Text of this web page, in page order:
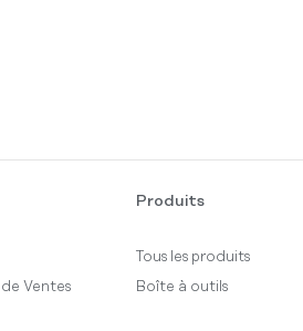
Ventes
Produits
Tous les produits
Boîte à outils